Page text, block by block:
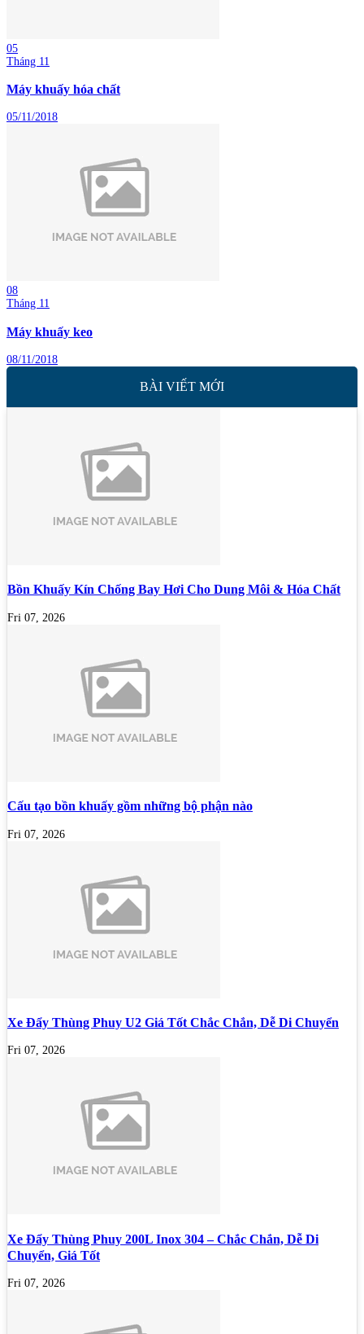
05
Tháng 11
Máy khuấy hóa chất
05/11/2018
08
Tháng 11
Máy khuấy keo
08/11/2018
BÀI VIẾT MỚI
Bồn Khuấy Kín Chống Bay Hơi Cho Dung Môi & Hóa Chất
Fri 07, 2026
Cấu tạo bồn khuấy gồm những bộ phận nào
Fri 07, 2026
Xe Đẩy Thùng Phuy U2 Giá Tốt Chắc Chắn, Dễ Di Chuyển
Fri 07, 2026
Xe Đẩy Thùng Phuy 200L Inox 304 – Chắc Chắn, Dễ Di
Chuyển, Giá Tốt
Fri 07, 2026